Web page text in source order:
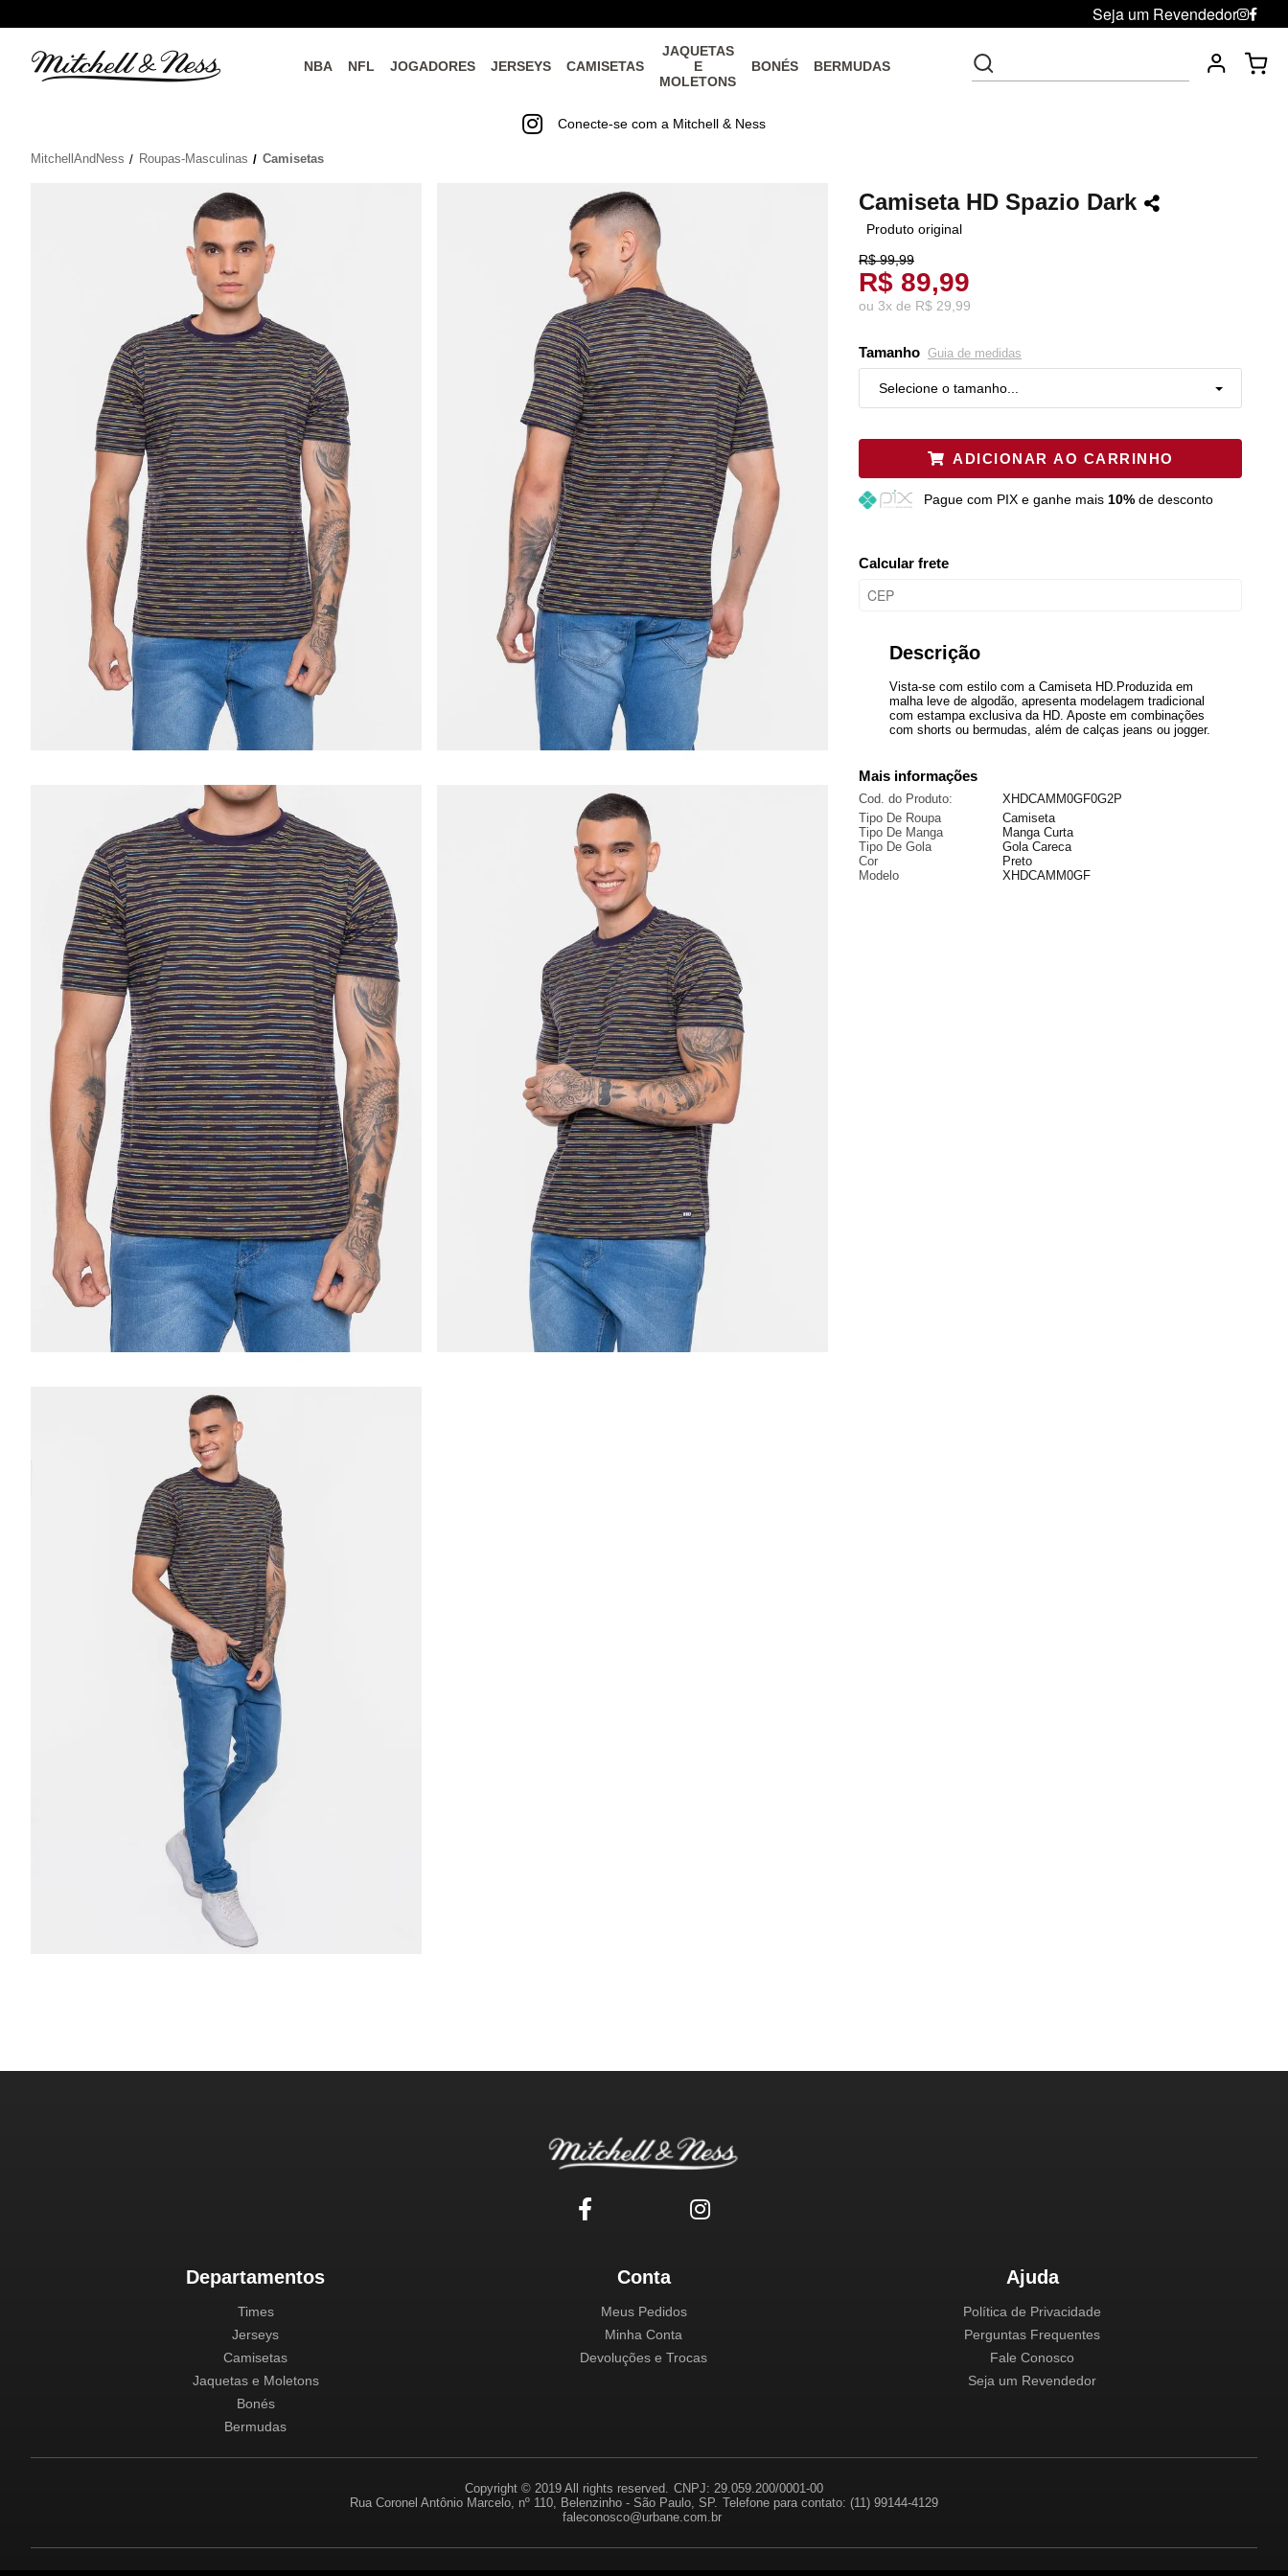
Seja um Revendedor
NBA NFL JOGADORES JERSEYS CAMISETAS
JAQUETAS
E
MOLETONS
BONÉS BERMUDAS
Conecte-se com a Mitchell & Ness
MitchellAndNess Roupas-Masculinas Camisetas
Camiseta HD Spazio Dark
Produto original
R$ 99,99
R$ 89,99
ou 3x de R$ 29,99
Tamanho Guia de medidas
Selecione o tamanho...
Esgotado
G Esgotado
ADICIONAR AO CARRINHO
Pague com PIX e ganhe mais 10%de desconto
Calcular frete
Descrição
Vista-se com estilo com a Camiseta HD.Produzida em
malha leve de algodão, apresenta modelagem tradicional
com estampa exclusiva da HD. Aposte em combinações
com shorts ou bermudas, além de calças jeans ou jogger.
Mais informações
Cod. do Produto:
XHDCAMM0GF0G2P
Tipo De Roupa
Camiseta
Tipo De Manga
Manga Curta
Tipo De Gola
Gola Careca
Cor
Preto
Modelo
XHDCAMM0GF
Departamentos
Times
Jerseys
Camisetas
Jaquetas e Moletons
Bonés
Bermudas
Conta
Meus Pedidos
Minha Conta
Devoluções e Trocas
Ajuda
Política de Privacidade
Perguntas Frequentes
Fale Conosco
Seja um Revendedor
Copyright © 2019 All rights reserved. CNPJ: 29.059.200/0001-00
Rua Coronel Antônio Marcelo, nº 110, Belenzinho - São Paulo, SP. Telefone para contato: (11) 99144-4129
faleconosco@urbane.com.br